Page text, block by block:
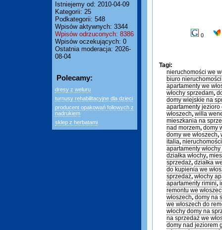
Istniejemy od: 2010-04-09
Kategorii: 25
Podkategorii: 548
Wpisów aktywnych: 3344
Wpisów odrzuconych: 8386
Wpisów oczekujących: 0
Ostatnia moderacja: 2026-
08-04
Polecamy:
dresy z weluru
turnusy rehabilitacyjne dla dzieci
producent opakowań foliowych z
nadrukiem
sklep z herbatami
0
Tagi:
nieruchomości we
biuro
apartamenty we
włochy sprzedam,
domy wiejskie na
apartamenty jezioro
włoszech, willa
mieszkania na
nad morzem, domy
domy we włoszech,
italia,
apartamenty
działka włochy,
sprzedaż, działka
do kupienia we
sprzedaż, włochy
apartamenty rimini,
remontu we
włoszech, domy na
we włoszech do
włochy domy na
na sprzedaż we
domy nad jeziorem